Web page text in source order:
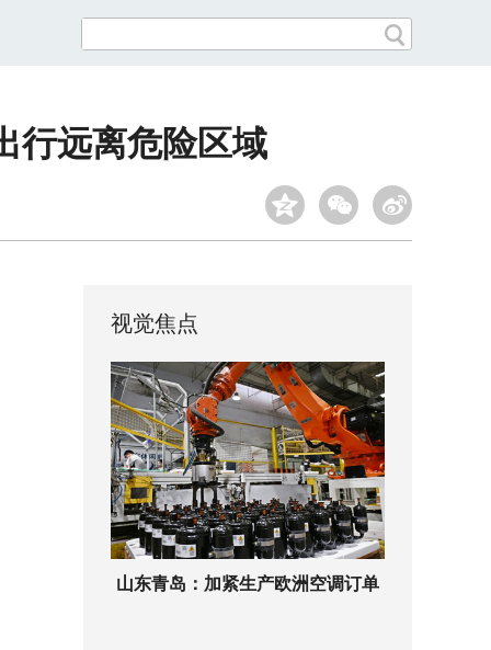
行远离危险区域
视觉焦点
山东青岛：加紧生产欧洲空调订单